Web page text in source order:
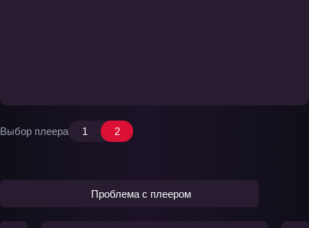
Выбор плеера 1 2
Проблема с плеером